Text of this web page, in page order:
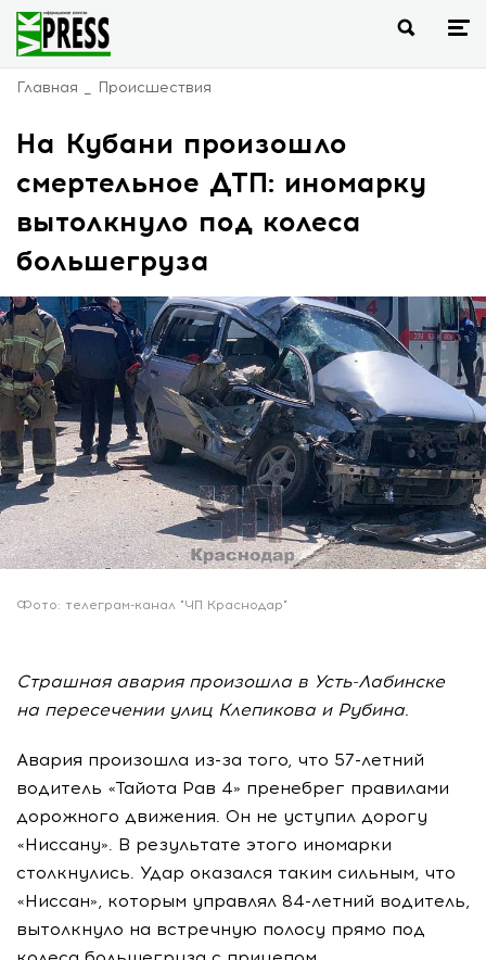
Главная Происшествия
На Кубани произошло
смертельное ДТП: иномарку
вытолкнуло под колеса
большегруза
Фото: телеграм-канал "ЧП Краснодар"
Страшная авария произошла в Усть-Лабинске
на пересечении улиц Клепикова и Рубина.
Авария произошла из-за того, что 57-летний
водитель «Тайота Рав 4» пренебрег правилами
дорожного движения. Он не уступил дорогу
«Ниссану». В результате этого иномарки
столкнулись. Удар оказался таким сильным, что
«Ниссан», которым управлял 84-летний водитель,
вытолкнуло на встречную полосу прямо под